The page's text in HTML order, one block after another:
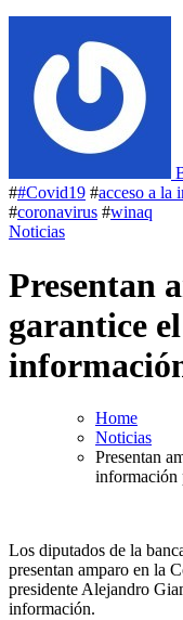
##Covid19 #acceso a la
#coronavirus #winaq
Noticias
Presentan
garantice
Home
Noticias
Presentan
información
Los diputados de la
presentan amparo en la
presidente Alejandro
información.